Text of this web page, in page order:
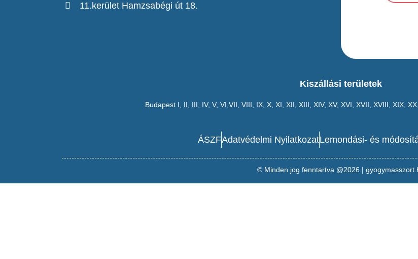
11.kerület Hamzsabégi út 18.
Kiszállási területek
Budapest I II III IV, V, VI ,VII, VIII IX X XI XII XIII XIV, XV, XVI XVII XVIII XIX XX
ÁSZFAdatvédelmi NyilatkozatLemondási- és
© Minden jog fenntartva @2026 |